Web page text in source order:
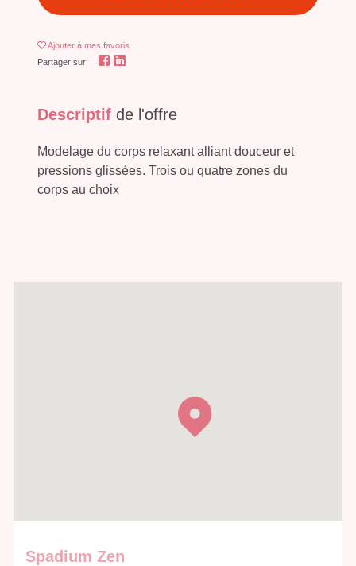
Ajouter à mes favoris
Partager sur
Descriptif de l'offre
Modelage du corps relaxant alliant douceur et
pressions glissées. Trois ou quatre zones du
corps au choix
Spadium Zen